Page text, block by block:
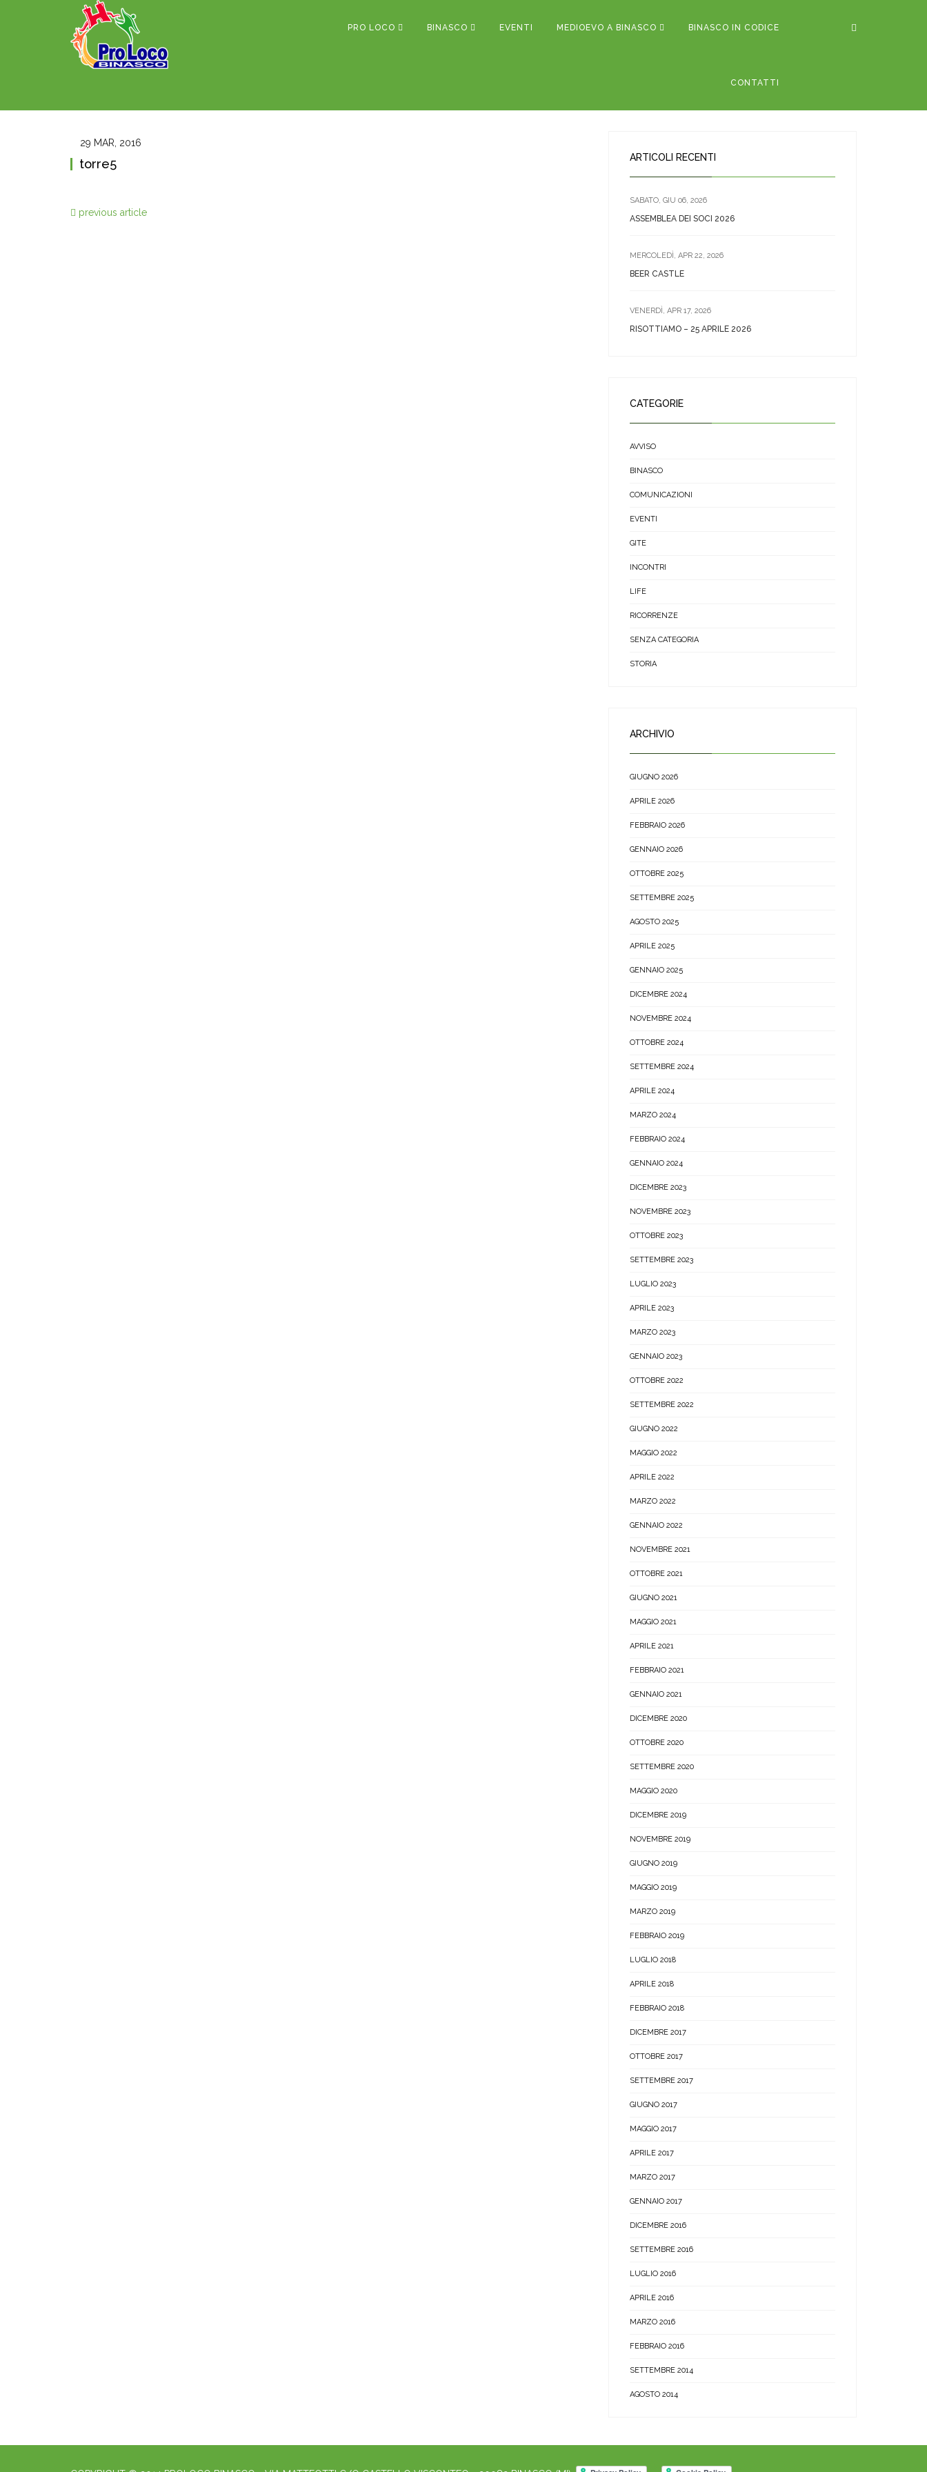
PRO LOCO BINASCO EVENTI MEDIOEVO A BINASCO BINASCO IN CODICE
CONTATTI
29 MAR, 2016
torre5
previous article
ARTICOLI RECENTI
SABATO, GIU 06, 2026
ASSEMBLEA DEI SOCI 2026
MERCOLEDÌ, APR 22, 2026
BEER CASTLE
VENERDÌ, APR 17, 2026
RISOTTIAMO – 25 APRILE 2026
CATEGORIE
AVVISO
BINASCO
COMUNICAZIONI
EVENTI
GITE
INCONTRI
LIFE
RICORRENZE
SENZA CATEGORIA
STORIA
ARCHIVIO
GIUGNO 2026
APRILE 2026
FEBBRAIO 2026
GENNAIO 2026
OTTOBRE 2025
SETTEMBRE 2025
AGOSTO 2025
APRILE 2025
GENNAIO 2025
DICEMBRE 2024
NOVEMBRE 2024
OTTOBRE 2024
SETTEMBRE 2024
APRILE 2024
MARZO 2024
FEBBRAIO 2024
GENNAIO 2024
DICEMBRE 2023
NOVEMBRE 2023
OTTOBRE 2023
SETTEMBRE 2023
LUGLIO 2023
APRILE 2023
MARZO 2023
GENNAIO 2023
OTTOBRE 2022
SETTEMBRE 2022
GIUGNO 2022
MAGGIO 2022
APRILE 2022
MARZO 2022
GENNAIO 2022
NOVEMBRE 2021
OTTOBRE 2021
GIUGNO 2021
MAGGIO 2021
APRILE 2021
FEBBRAIO 2021
GENNAIO 2021
DICEMBRE 2020
OTTOBRE 2020
SETTEMBRE 2020
MAGGIO 2020
DICEMBRE 2019
NOVEMBRE 2019
GIUGNO 2019
MAGGIO 2019
MARZO 2019
FEBBRAIO 2019
LUGLIO 2018
APRILE 2018
FEBBRAIO 2018
DICEMBRE 2017
OTTOBRE 2017
SETTEMBRE 2017
GIUGNO 2017
MAGGIO 2017
APRILE 2017
MARZO 2017
GENNAIO 2017
DICEMBRE 2016
SETTEMBRE 2016
LUGLIO 2016
APRILE 2016
MARZO 2016
FEBBRAIO 2016
SETTEMBRE 2014
AGOSTO 2014